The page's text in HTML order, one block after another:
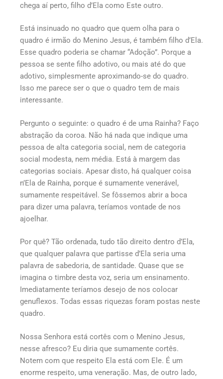
chega aí perto, filho d’Ela como Este outro.
Está insinuado no quadro que quem olha para o
quadro é irmão do Menino Jesus, é também filho d’Ela.
Esse quadro poderia se chamar “Adoção”. Porque a
pessoa se sente filho adotivo, ou mais até do que
adotivo, simplesmente aproximando-se do quadro.
Isso me parece ser o que o quadro tem de mais
interessante.
Pergunto o seguinte: o quadro é de uma Rainha? Faço
abstração da coroa. Não há nada que indique uma
pessoa de alta categoria social, nem de categoria
social modesta, nem média. Está à margem das
categorias sociais. Apesar disto, há qualquer coisa
n’Ela de Rainha, porque é sumamente venerável,
sumamente respeitável. Se fôssemos abrir a boca
para dizer uma palavra, teríamos vontade de nos
ajoelhar.
Por quê? Tão ordenada, tudo tão direito dentro d’Ela,
que qualquer palavra que partisse d’Ela seria uma
palavra de sabedoria, de santidade. Quase que se
imagina o timbre desta voz, seria um ensinamento.
Imediatamente teríamos desejo de nos colocar
genuflexos. Todas essas riquezas foram postas neste
quadro.
Nossa Senhora está cortês com o Menino Jesus,
nesse afresco? Eu diria que sumamente cortês.
Notem com que respeito Ela está com Ele. É um
enorme respeito, uma veneração. Mas, de outro lado,